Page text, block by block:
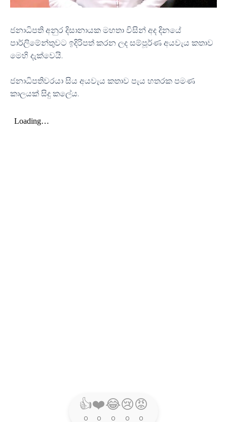
ජනාධිපති අනුර දිසානායක මහතා විසින් අද දිනයේ
පාර්ලිමේන්තුවට ඉදිරිපත් කරන ලද සම්පූර්ණ අයවැය කතාව
මෙහි දැක්වෙයි.
ජනාධිපතිවරයා සිය අයවැය කතාව පැය හතරක පමණ
කාලයක් සිදු කලේය.
👍
0
❤️
0
😂
0
😢
0
😡
0